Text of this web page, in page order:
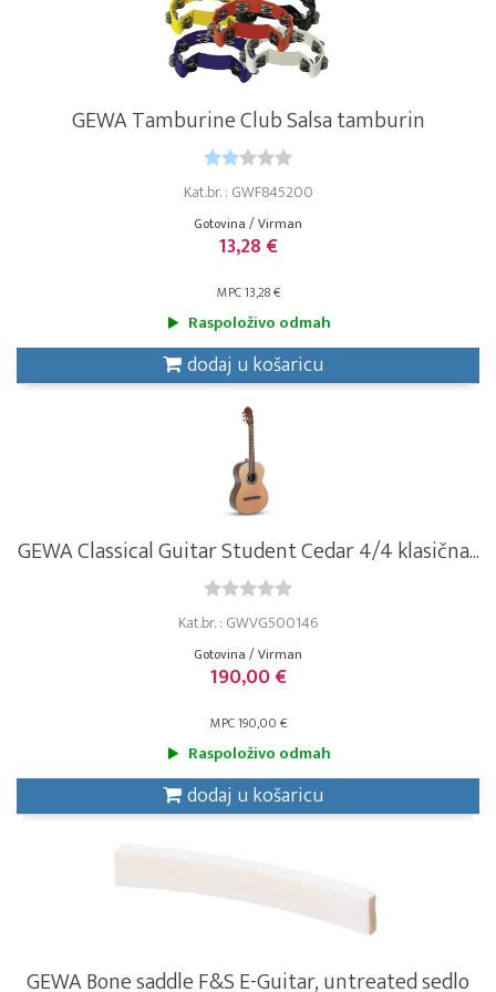
GEWA Tamburine Club Salsa tamburin
Kat.br. : GWF845200
Gotovina / Virman
13,28 €
MPC 13,28 €
Raspoloživo odmah
dodaj u košaricu
GEWA Classical Guitar Student Cedar 4/4 klasična...
Kat.br. : GWVG500146
Gotovina / Virman
190,00 €
MPC 190,00 €
Raspoloživo odmah
dodaj u košaricu
GEWA Bone saddle F&S E-Guitar, untreated sedlo